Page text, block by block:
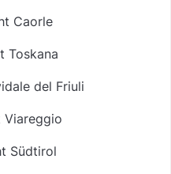
Caorle
Toskana
del Friuli
Viareggio
Südtirol